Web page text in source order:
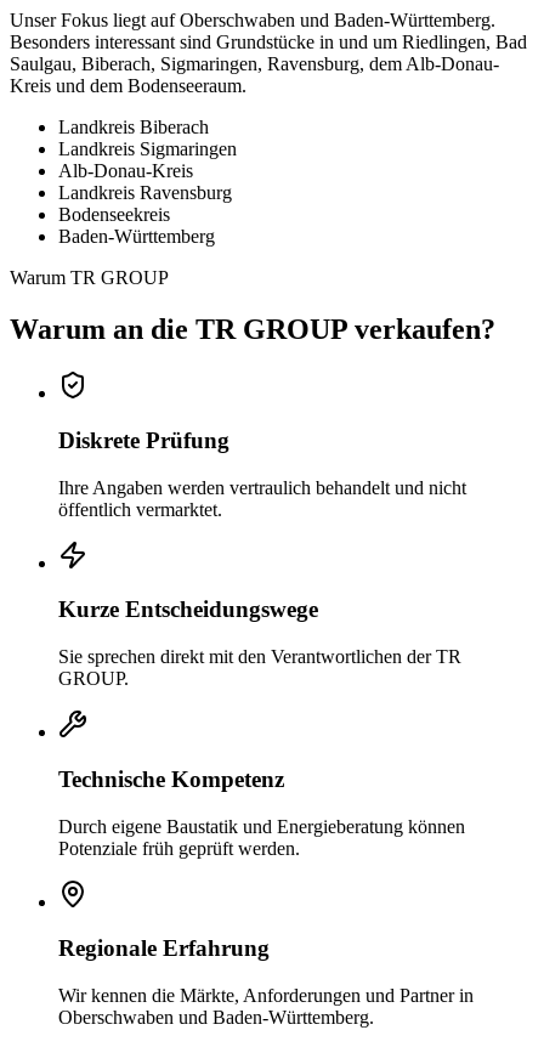
Unser Fokus liegt auf Oberschwaben und Baden-Württemberg.
Besonders interessant sind Grundstücke in und um Riedlingen, Bad
Saulgau, Biberach, Sigmaringen, Ravensburg, dem Alb-Donau-
Kreis und dem Bodenseeraum.
Landkreis Biberach
Landkreis Sigmaringen
Alb-Donau-Kreis
Landkreis Ravensburg
Bodenseekreis
Baden-Württemberg
Warum TR GROUP
Warum an die TR GROUP verkaufen?
Diskrete Prüfung
Ihre Angaben werden vertraulich behandelt und nicht
öffentlich vermarktet.
Kurze Entscheidungswege
Sie sprechen direkt mit den Verantwortlichen der TR
GROUP.
Technische Kompetenz
Durch eigene Baustatik und Energieberatung können
Potenziale früh geprüft werden.
Regionale Erfahrung
Wir kennen die Märkte, Anforderungen und Partner in
Oberschwaben und Baden-Württemberg.